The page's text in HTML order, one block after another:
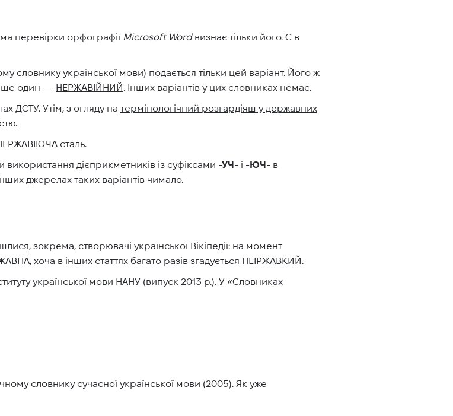
перевірки орфографії Microsoft Wordвизнає тільки його. Є в
словнику української мови) подається тільки цей варіант. Його ж
ще один — НЕРЖАВІЙНИЙ. Інших варіантів у цих словниках немає.
ДСТУ. Утім, з огляду на термінологічний розгардіяш у державних
сталь.
дієприкметників із суфіксами -УЧ- і -ЮЧ- в
джерелах таких варіантів чимало.
зокрема, створювачі української Вікіпедії: на момент
, хоча в інших статтях багато разів згадується НЕІРЖАВКИЙ.
української мови НАНУ (випуск 2013 р.). У «Словниках
словнику сучасної української мови (2005). Як уже